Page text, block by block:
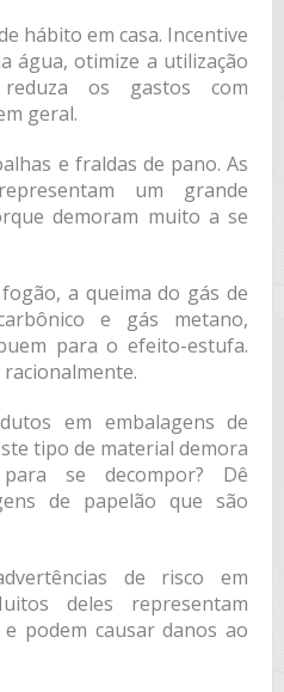
hábito em casa. Incentive
água, otimize a utilização
os gastos com
geral.
e fraldas de pano. As
um grande
demoram muito a se
a queima do gás de
e gás metano,
para o efeito-estufa.
em embalagens de
tipo de material demora
se decompor? Dê
de papelão que são
de risco em
deles representam
podem causar danos ao